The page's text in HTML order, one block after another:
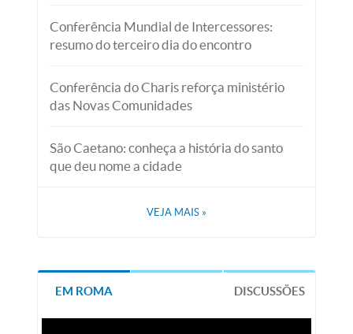
Conferência Mundial de Intercessores:
resumo do terceiro dia do encontro
Conferência do Charis reforça ministério
das Novas Comunidades
São Caetano: conheça a história do santo
que deu nome a cidade
VEJA MAIS »
EM ROMA DISCUSSÕES